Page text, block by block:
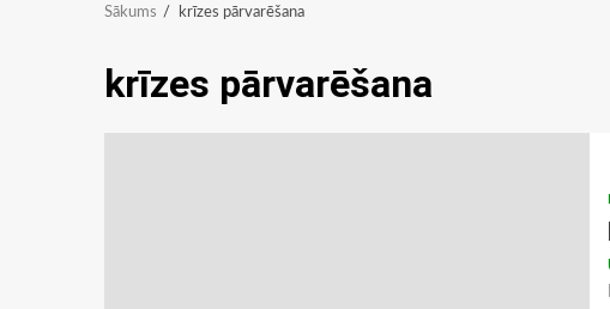
Sākums krīzes pārvarēšana
krīzes pārvarēšana